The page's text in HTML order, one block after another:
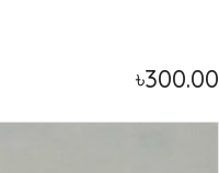
৳300.00